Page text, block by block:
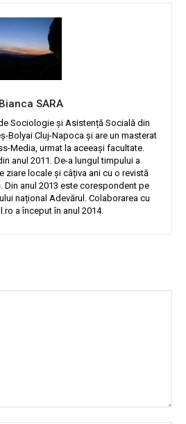
Bianca SARA
Sociologie și Asistență Socială din
Bolyai Cluj-Napoca și are un masterat
Media, urmat la aceeași facultate.
anul 2011. De-a lungul timpului a
ziare locale și câțiva ani cu o revistă
Din anul 2013 este corespondent pe
național Adevărul. Colaborarea cu
a început în anul 2014.